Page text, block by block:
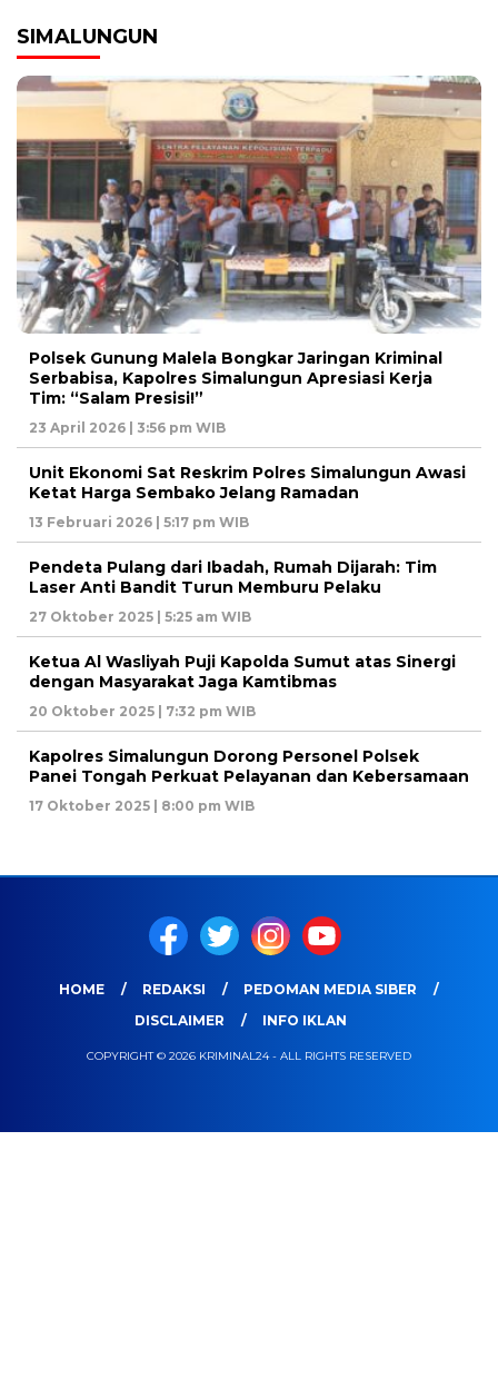
SIMALUNGUN
Polsek Gunung Malela Bongkar Jaringan Kriminal
Serbabisa, Kapolres Simalungun Apresiasi Kerja
Tim: “Salam Presisi!”
23 April 2026 | 3:56 pm WIB
Unit Ekonomi Sat Reskrim Polres Simalungun Awasi
Ketat Harga Sembako Jelang Ramadan
13 Februari 2026 | 5:17 pm WIB
Pendeta Pulang dari Ibadah, Rumah Dijarah: Tim
Laser Anti Bandit Turun Memburu Pelaku
27 Oktober 2025 | 5:25 am WIB
Ketua Al Wasliyah Puji Kapolda Sumut atas Sinergi
dengan Masyarakat Jaga Kamtibmas
20 Oktober 2025 | 7:32 pm WIB
Kapolres Simalungun Dorong Personel Polsek
Panei Tongah Perkuat Pelayanan dan Kebersamaan
17 Oktober 2025 | 8:00 pm WIB
HOME REDAKSI
PEDOMAN MEDIA SIBER
DISCLAIMER
INFO IKLAN
COPYRIGHT © 2026 KRIMINAL24 - ALL RIGHTS RESERVED